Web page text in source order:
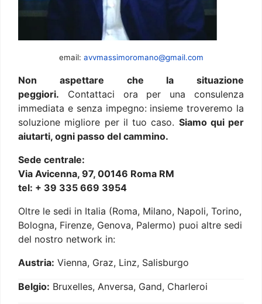
email: avvmassimoromano@gmail.com
Non aspettare che la situazione
peggiori. Contattaci ora per una consulenza
immediata e senza impegno: insieme troveremo la
soluzione migliore per il tuo caso. Siamo qui per
aiutarti, ogni passo del cammino.
Sede centrale:
Via Avicenna, 97, 00146 Roma RM
tel: + 39 335 669 3954
Oltre le sedi in Italia (Roma, Milano, Napoli, Torino,
Bologna, Firenze, Genova, Palermo) puoi altre sedi
del nostro network in:
Austria: Vienna, Graz, Linz, Salisburgo
Belgio: Bruxelles, Anversa, Gand, Charleroi